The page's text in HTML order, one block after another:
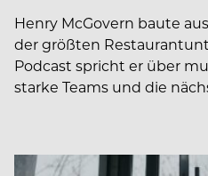
Henry McGovern baute
der größten
Podcast spricht er über
starke Teams und die